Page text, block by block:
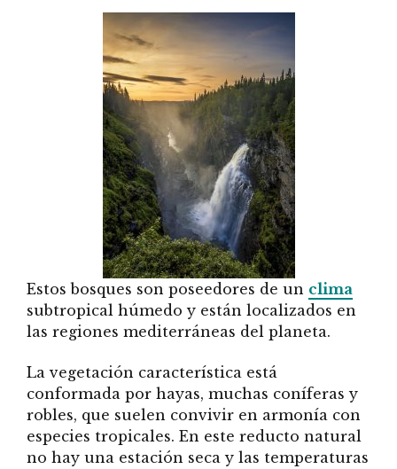
Estos bosques son poseedores de un clima
subtropical húmedo y están localizados en
las regiones mediterráneas del planeta.
La vegetación característica está
conformada por hayas, muchas coníferas y
robles, que suelen convivir en armonía con
especies tropicales. En este reducto natural
no hay una estación seca y las temperaturas